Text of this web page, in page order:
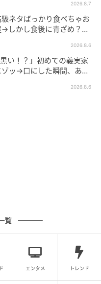
2026.8.7
ネタばっかり食べちゃお
しかし食後に青ざめ？通
2026.8.6
い！？」初めての義実家
ッ→口にした瞬間、あ
2026.8.6
覧
エンタメ トレンド